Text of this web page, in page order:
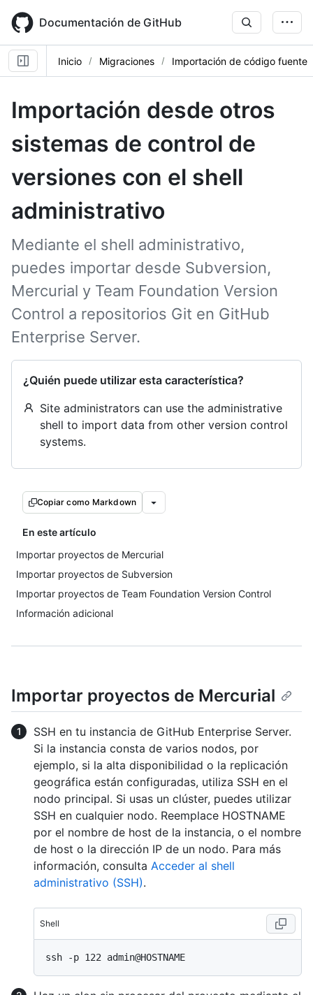
main
content
Documentación de GitHub
Inicio Migraciones Importación de código fuente
Importación desde otros
sistemas de control de
versiones con el shell
administrativo
Mediante el shell administrativo,
puedes importar desde Subversion,
Mercurial y Team Foundation Version
Control a repositorios Git en GitHub
Enterprise Server.
¿Quién puede utilizar esta característica?
Site administrators can use the administrative
shell to import data from other version control
systems.
Copiar como Markdown
En este artículo
Importar proyectos de Mercurial
Importar proyectos de Subversion
Importar proyectos de Team Foundation Version Control
Información adicional
Importar proyectos de Mercurial
SSH en tu instancia de GitHub Enterprise Server.
Si la instancia consta de varios nodos, por
ejemplo, si la alta disponibilidad o la replicación
geográfica están configuradas, utiliza SSH en el
nodo principal. Si usas un clúster, puedes utilizar
SSH en cualquier nodo. Reemplace HOSTNAME
por el nombre de host de la instancia, o el nombre
de host o la dirección IP de un nodo. Para más
información, consulta Acceder al shell
administrativo (SSH).
Shell